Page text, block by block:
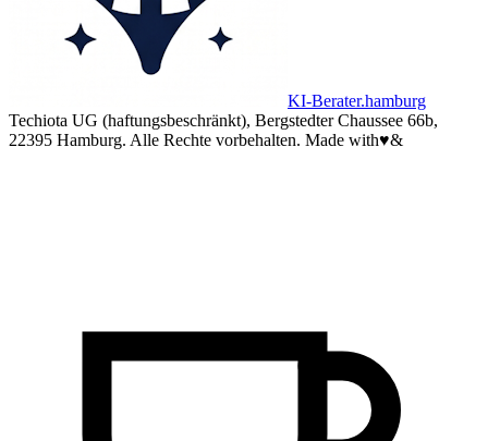
KI-Berater.hamburg
Techiota UG (haftungsbeschränkt), Bergstedter Chaussee 66b,
22395 Hamburg. Alle Rechte vorbehalten. Made with♥&